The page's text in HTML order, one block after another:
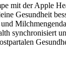
mit der Apple
Gesundheit
synchronisiert